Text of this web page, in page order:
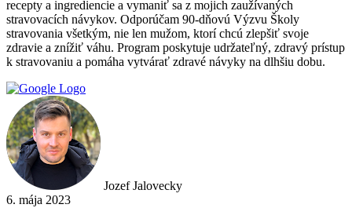
recepty a ingrediencie a vymaniť sa z mojich zaužívaných
stravovacích návykov. Odporúčam 90-dňovú Výzvu Školy
stravovania všetkým, nie len mužom, ktorí chcú zlepšiť svoje
zdravie a znížiť váhu. Program poskytuje udržateľný, zdravý prístup
k stravovaniu a pomáha vytvárať zdravé návyky na dlhšiu dobu.
Jozef Jalovecky
6. mája 2023